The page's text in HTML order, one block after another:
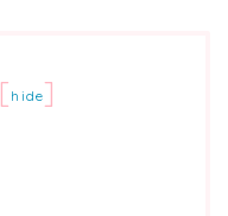
[ hide]